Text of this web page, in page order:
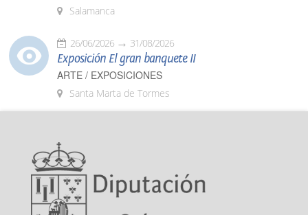
Salamanca
26/06/2026 31/08/2026
Exposición El gran banquete II
ARTE / EXPOSICIONES
Santa Marta de Tormes